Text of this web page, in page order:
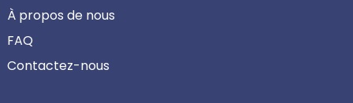
À propos de nous
FAQ
Contactez-nous